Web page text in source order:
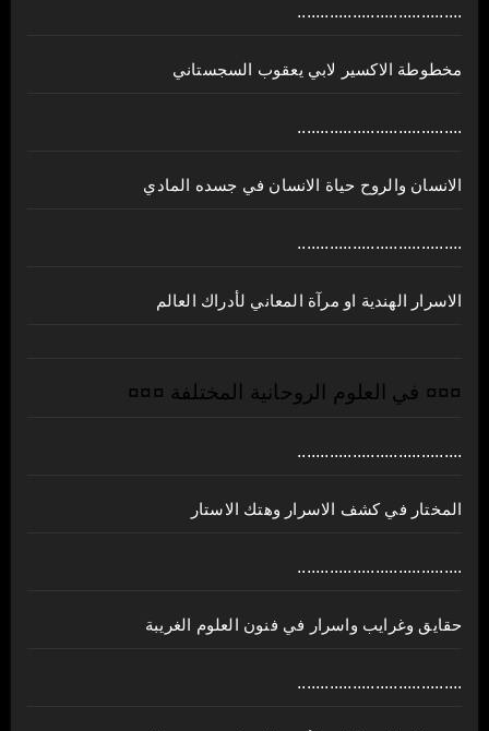
....................................
مخطوطة الاكسير لابي يعقوب السجستاني
....................................
الانسان والروح حياة الانسان في جسده المادي
....................................
الاسرار الهندية او مرآة المعاني لأدراك العالم
¤¤¤ في العلوم الروحانية المختلفة ¤¤¤
....................................
المختار في كشف الاسرار وهتك الاستار
....................................
حقايق وغرايب واسرار في فنون العلوم الغريبة
....................................